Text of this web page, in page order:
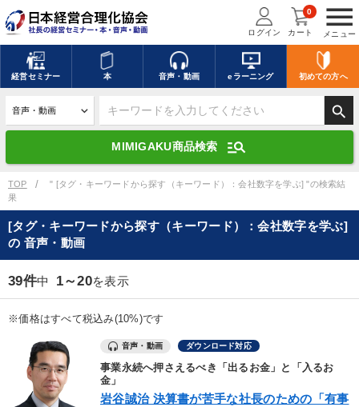
menu
メニュー
ログイン カート
0
経営セミナー 本 音声・動画 eラーニング 初めての方へ
search
MIMIGAKU商品検索 manage_search
キーワードを入力して探す
デジタル版対応のみ検索結果に表示する
search 上記の条件で検索
mic 講演収録物を探す
ます
カテゴリー
優秀各社の智恵と戦略 事業家のロマンと経営
若手異才経営者の発想 専門家のアドバイス
TOP
" [タグ・キーワードから探す（キーワード）：会社数字を学ぶ] "の検索結
果
[タグ・キーワードから探す（キーワード）：会社数字を学ぶ]
の 音声・動画
39件中 1～20を表示
※価格はすべて税込み(10%)です
音声・動画 ダウンロード対応
事業永続へ押さえるべき「出るお金」と「入るお
金」
岩谷誠治 決算書が苦手な社長のための「有事